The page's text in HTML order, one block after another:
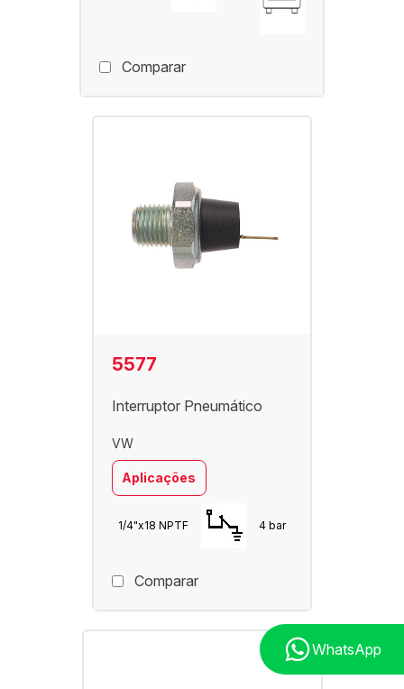
Comparar
5577
Interruptor Pneumático
VW
Aplicações
1/4"x18 NPTF 4 bar
Comparar
WhatsApp